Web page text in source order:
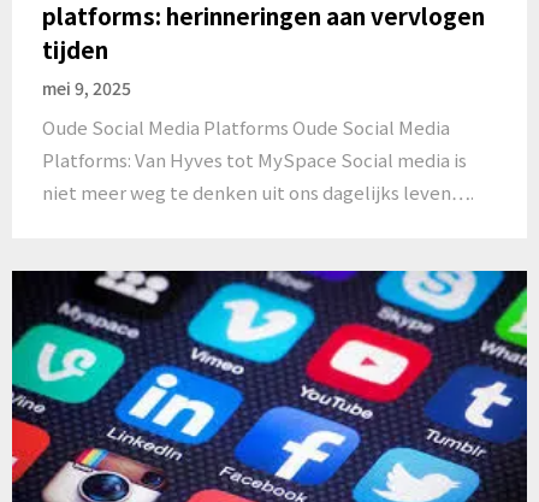
platforms: herinneringen aan vervlogen
tijden
mei 9, 2025
Oude Social Media Platforms Oude Social Media
Platforms: Van Hyves tot MySpace Social media is
niet meer weg te denken uit ons dagelijks leven….